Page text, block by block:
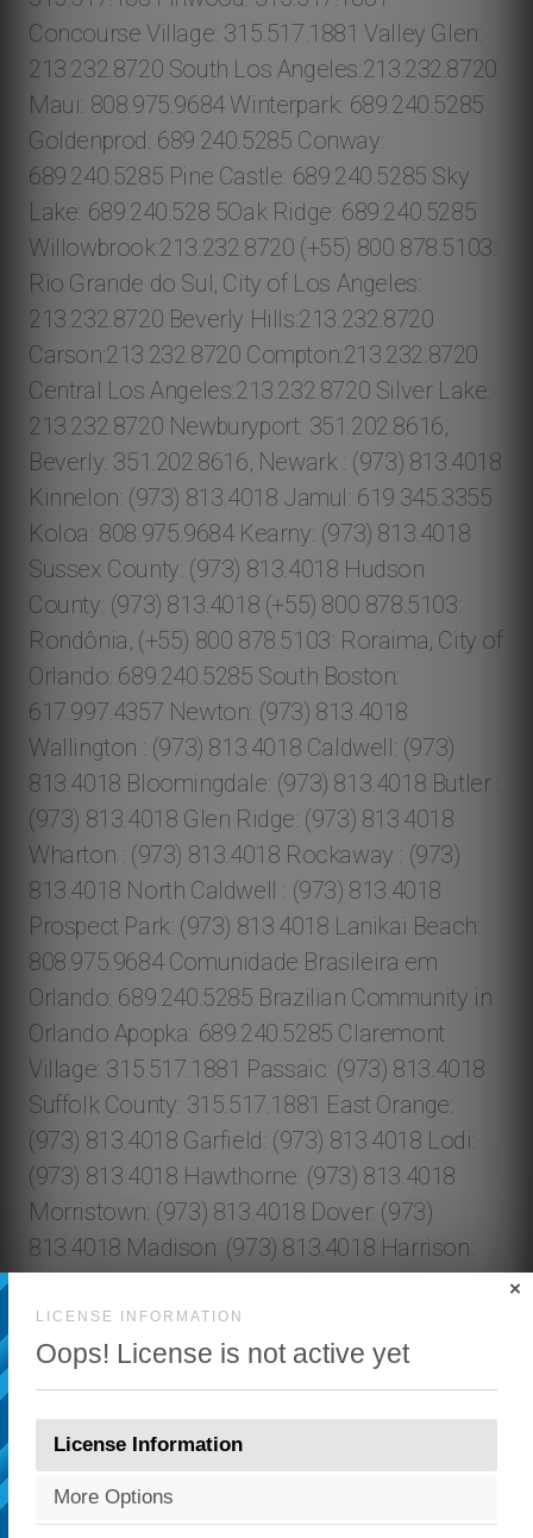
LICENSE INFORMATION
Oops! License is not active yet
×
License Information
More Options